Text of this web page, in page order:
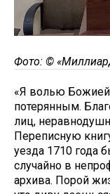
Фото: ©
«Я волью Божией
потерянным.
лиц,
Переписную
уезда 1710 года
случайно в
архива. Порой